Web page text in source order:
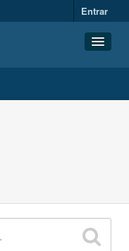
Entrar